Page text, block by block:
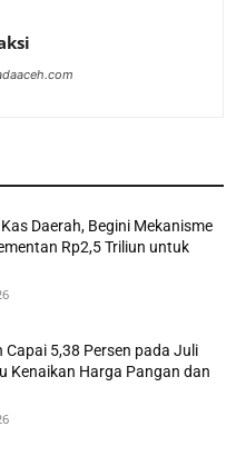
Daerah, Begini Mekanisme
Rp2,5 Triliun untuk
Capai 5,38 Persen pada Juli
Kenaikan Harga Pangan dan